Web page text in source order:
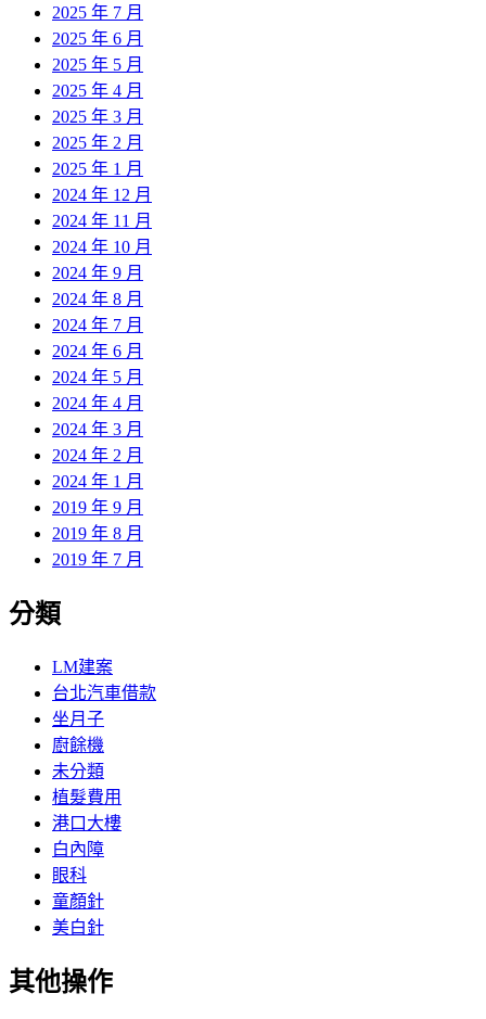
2025 年 7 月
2025 年 6 月
2025 年 5 月
2025 年 4 月
2025 年 3 月
2025 年 2 月
2025 年 1 月
2024 年 12 月
2024 年 11 月
2024 年 10 月
2024 年 9 月
2024 年 8 月
2024 年 7 月
2024 年 6 月
2024 年 5 月
2024 年 4 月
2024 年 3 月
2024 年 2 月
2024 年 1 月
2019 年 9 月
2019 年 8 月
2019 年 7 月
分類
LM建案
台北汽車借款
坐月子
廚餘機
未分類
植髮費用
港口大樓
白內障
眼科
童顏針
美白針
其他操作